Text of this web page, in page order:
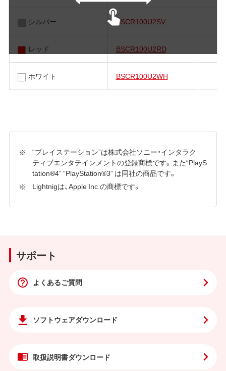
シルバー BSCR100U2SV
レッド BSCR100U2RD
ホワイト BSCR100U2WH
“プレイステーション”は株式会社ソニー・インタラク
ティブエンタテインメントの登録商標です。また“PlayS
tation®4” “PlayStation®3” は同社の商品です。
Lightnigは、Apple Inc.の商標です。
サポート
よくあるご質問
ソフトウェアダウンロード
取扱説明書ダウンロード